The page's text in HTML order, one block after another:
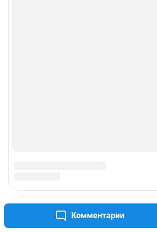
Комментарии